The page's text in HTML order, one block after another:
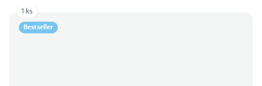
Bestseller
1 ks